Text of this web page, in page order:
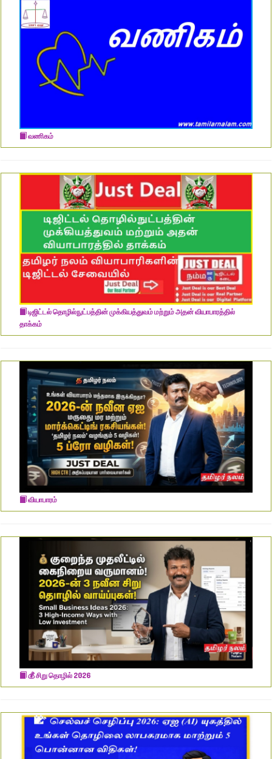
வணிகம்
டிஜிட்டல் தொழில்நுட்பத்தின் முக்கியத்துவம் மற்றும் அதன் வியாபாரத்தில்
தாக்கம்
வியாபாரம்
​💰 சிறு தொழில் 2026